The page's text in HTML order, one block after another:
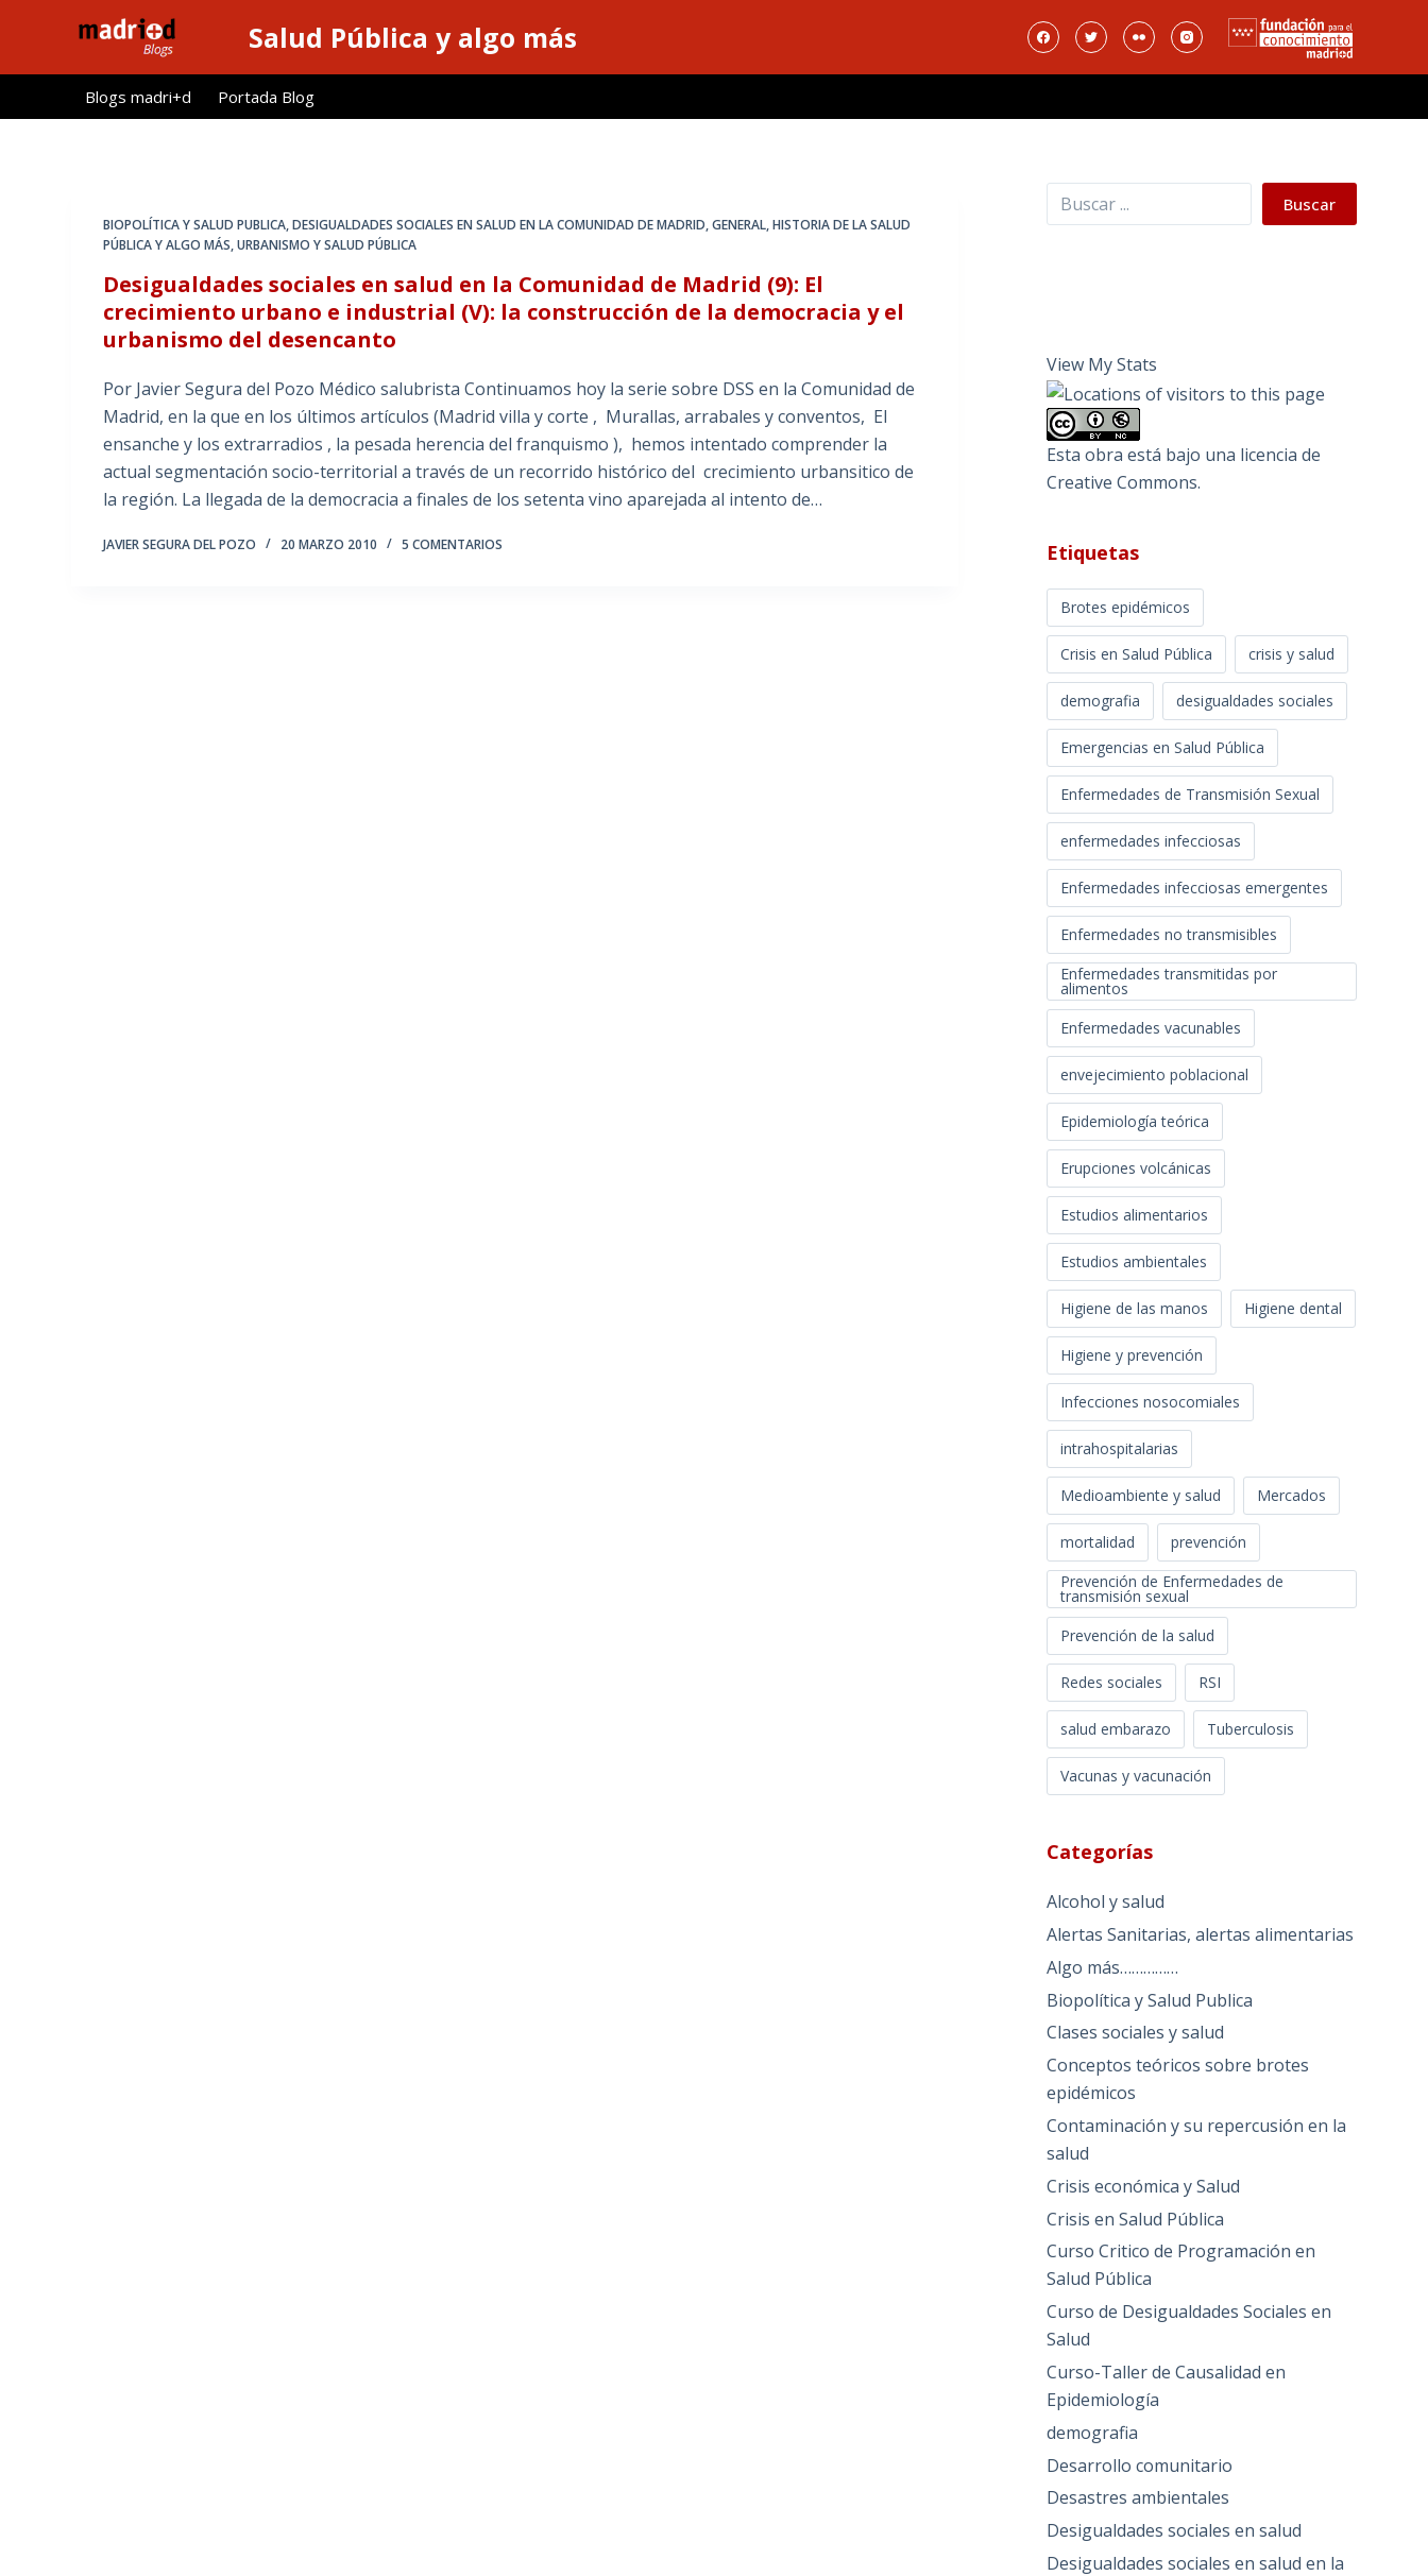
l
Salud Pública y algo más
Blogs madri+d Portada Blog
BIOPOLÍTICA Y SALUD PUBLICA,DESIGUALDADES SOCIALES EN SALUD EN LA COMUNIDAD DE MADRID,GENERAL,HISTORIA DE LA SALUD
PÚBLICA Y ALGO MÁS,URBANISMO Y SALUD PÚBLICA
Desigualdades sociales en salud en la Comunidad de Madrid (9): El
crecimiento urbano e industrial (V): la construcción de la democracia y el
urbanismo del desencanto
Por Javier Segura del Pozo Médico salubrista Continuamos hoy la serie sobre DSS en la Comunidad de
Madrid, en la que en los últimos artículos (Madrid villa y corte , Murallas, arrabales y conventos, El
ensanche y los extrarradios , la pesada herencia del franquismo ), hemos intentado comprender la
actual segmentación socio-territorial a través de un recorrido histórico del crecimiento urbansitico de
la región. La llegada de la democracia a finales de los setenta vino aparejada al intento de…
JAVIER SEGURA DEL POZO 20 MARZO 2010 5 COMENTARIOS
Buscar Buscar
View My Stats
Esta obra está bajo una licencia de
Creative Commons.
Etiquetas
Brotes epidémicos
Crisis en Salud Pública crisis y salud
demografia desigualdades sociales
Emergencias en Salud Pública
Enfermedades de Transmisión Sexual
enfermedades infecciosas
Enfermedades infecciosas emergentes
Enfermedades no transmisibles
Enfermedades transmitidas por
alimentos
Enfermedades vacunables
envejecimiento poblacional
Epidemiología teórica
Erupciones volcánicas
Estudios alimentarios
Estudios ambientales
Higiene de las manos Higiene dental
Higiene y prevención
Infecciones nosocomiales
intrahospitalarias
Medioambiente y salud Mercados
mortalidad
prevención
Prevención de Enfermedades de
transmisión sexual
Prevención de la salud
Redes sociales RSI
salud embarazo Tuberculosis
Vacunas y vacunación
Categorías
Alcohol y salud
Alertas Sanitarias, alertas alimentarias
Algo más……………
Biopolítica y Salud Publica
Clases sociales y salud
Conceptos teóricos sobre brotes
epidémicos
Contaminación y su repercusión en la
salud
Crisis económica y Salud
Crisis en Salud Pública
Curso Critico de Programación en
Salud Pública
Curso de Desigualdades Sociales en
Salud
Curso-Taller de Causalidad en
Epidemiología
demografia
Desarrollo comunitario
Desastres ambientales
Desigualdades sociales en salud
Desigualdades sociales en salud en la